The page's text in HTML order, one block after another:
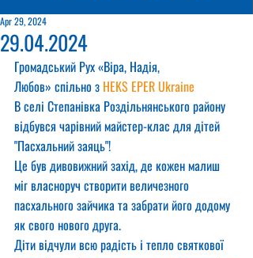
29.04.2024
Apr 29, 2024
Громадський Рух «Віра, Надія,
Любов» спільно з HEKS EPER Ukraine
В селі Степанівка Роздільнянського району
відбувся чарівний майстер-клас для дітей
"Пасхальний заяць"!
Це був дивовижний захід, де кожен малиш
міг власноруч створити величезного
пасхального зайчика та забрати його додому
як свого нового друга.
Діти відчули всю радість і тепло святкової